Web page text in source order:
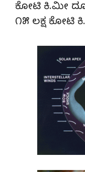
ಕೋಟಿ ಕಿ.ಮೀ
೧೫ ಲಕ್ಷ ಕೋಟಿ